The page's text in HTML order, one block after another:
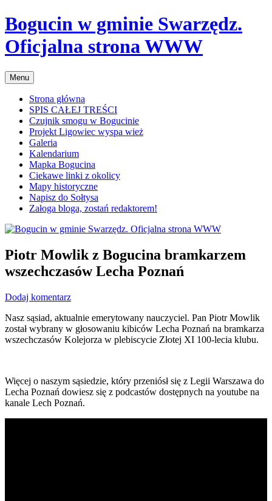
Przejdź
do
treści
Bogucin w gminie Swarzędz.
Oficjalna strona WWW
Menu
Strona główna
SPIS CAŁEJ TREŚCI
Czujnik smogu w Bogucinie
Projekt Ligowiec wyspa wież
Galeria
Kalendarium
Mapka Bogucina
Ciekawe linki z okolicy
Mapy historyczne
Napisz do Sołtysa
Załoga bloga, zostań redaktorem!
Piotr Mowlik z Bogucina bramkarzem
wszechczasów Lecha Poznań
Dodaj komentarz
Nasz sąsiad, aktualnie emerytowany nauczyciel. Pan Piotr Mowlik
został wybrany w głosowaniu kibiców Lecha Poznań na bramkarza
wszechczasów Kolejorza w plebiscycie Złotej XI 100-lecia klubu.
Więcej o naszym sąsiedzie, który przeniósł się z Legii Warszawa do
Lecha Poznań dowiesz się z podcastów dostępnych na youtube na
kanale Lech Poznań.